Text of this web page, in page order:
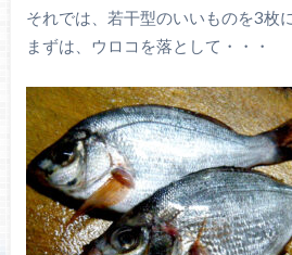
それでは、若干型のいいものを3枚
まずは、ウロコを落として・・・